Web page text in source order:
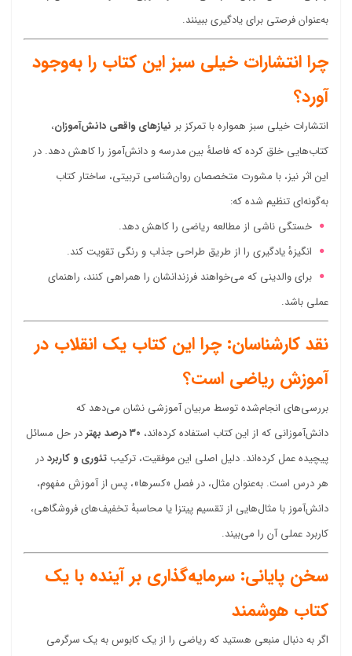
به‌عنوان فرصتی برای یادگیری ببینند.
چرا انتشارات خیلی سبز این کتاب را به‌وجود
آورد؟
انتشارات خیلی سبز همواره با تمرکز بر نیازهای واقعی دانش‌آموزان،
کتاب‌هایی خلق کرده که فاصلهٔ بین مدرسه و دانش‌آموز را کاهش دهد. در
این اثر نیز، با مشورت متخصصان روان‌شناسی تربیتی، ساختار کتاب
به‌گونه‌ای تنظیم شده که:
خستگی ناشی از مطالعه ریاضی را کاهش دهد.
انگیزهٔ یادگیری را از طریق طراحی جذاب و رنگی تقویت کند.
برای والدینی که می‌خواهند فرزندانشان را همراهی کنند، راهنمای
عملی باشد.
نقد کارشناسان: چرا این کتاب یک انقلاب در
آموزش ریاضی است؟
بررسی‌های انجام‌شده توسط مربیان آموزشی نشان می‌دهد که
دانش‌آموزانی که از این کتاب استفاده کرده‌اند، ۳۰ درصد بهتر
در حل مسائل
پیچیده عمل کرده‌اند. دلیل اصلی این موفقیت، ترکیب تئوری و کاربرددر
هر درس است. به‌عنوان مثال، در فصل «کسرها»، پس از آموزش مفهوم،
دانش‌آموز با مثال‌هایی از تقسیم پیتزا یا محاسبهٔ تخفیف‌های فروشگاهی،
کاربرد عملی آن را می‌بیند.
سخن پایانی: سرمایه‌گذاری بر آینده با یک
کتاب هوشمند
اگر به دنبال منبعی هستید که ریاضی را از یک کابوس به یک سرگرمی